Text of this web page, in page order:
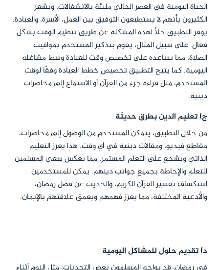
الحياة اليومية في العصر الحالي مليئة بالانشغالات، ويشعر
الكثيرون بأنهم لا يستطيعون التوفيق بين العمل، الأسرة، والعبادة.
يوفر التطبيق حلاً لهذه المشكلة عن طريق تنظيم الوقت بشكل
فعال. على سبيل المثال، يقوم بتذكير المستخدم بمواقيت
الصلاة، مما يساعده على تخصيص وقت للعبادة وسط مشاغله
اليومية. كما يتيح التطبيق تخصيص خطط العبادة وفقًا لوقت
المستخدم، مثل قراءة جزء من القرآن أو الاستماع إلى محاضرات
دينية.
ج) تعليم الدين بطرق حديثة
من خلال التطبيق، يتمكن المستخدم من الوصول إلى محاضرات،
مقاطع فيديو، ومقالات دينية في أي وقت. هذا يعزز التعليم
الذاتي ويشجع على التعلم المستمر، مما يعكس سعي المسلمين
للتعلم والإحاطة بجميع جوانب دينهم. يمكن للمستخدمين
استكشاف تفسير القرآن الكريم، والحديث عن فضل رمضان،
والأدعية المختلفة، مما يعزز فهمهم ويعمق علاقتهم بالإيمان.
د) تقديم حلول للمشاكل اليومية